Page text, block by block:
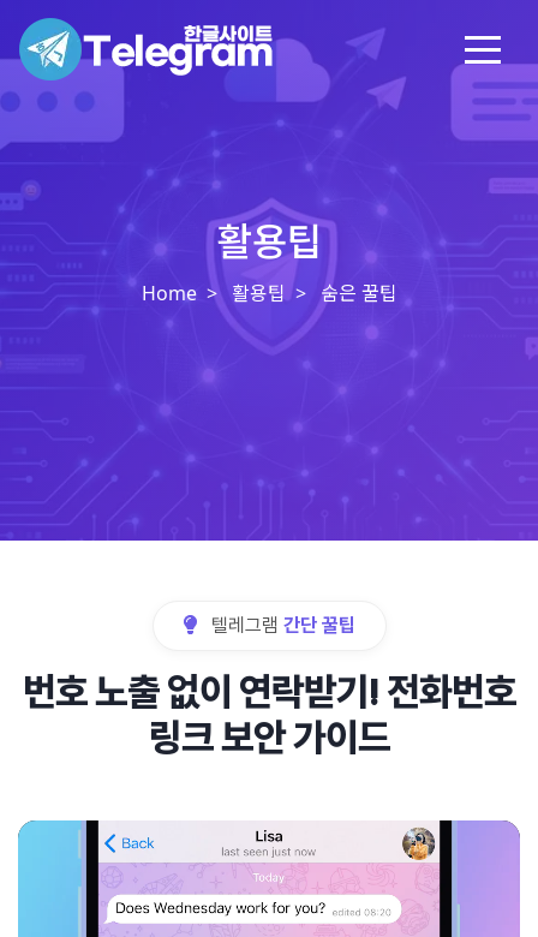
활용팁
Home 활용팁 숨은 꿀팁
텔레그램 간단 꿀팁
번호 노출 없이 연락받기! 전화번호
링크 보안 가이드